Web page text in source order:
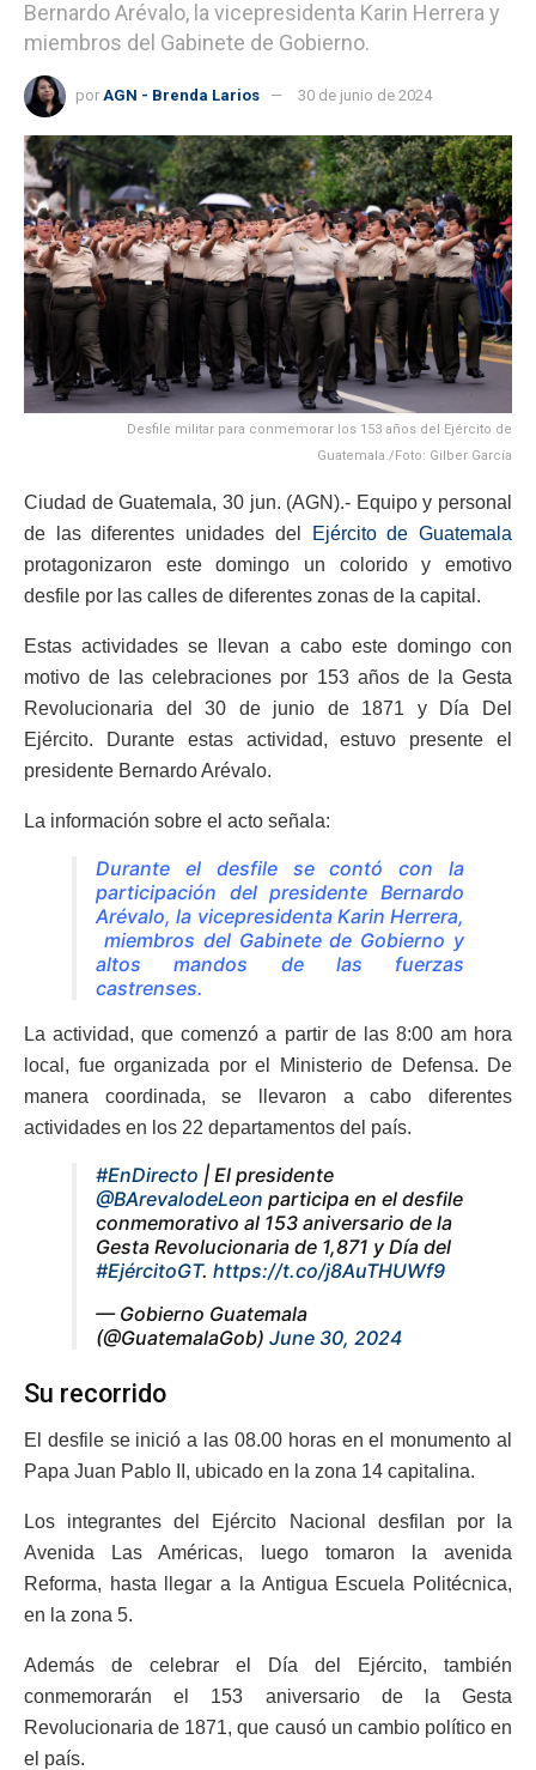
Bernardo Arévalo, la vicepresidenta Karin Herrera y
miembros del Gabinete de Gobierno.
por AGN - Brenda Larios 30 de junio de 2024
Desfile militar para conmemorar los 153 años del Ejército de
Guatemala./Foto: Gilber García
Ciudad de Guatemala, 30 jun. (AGN).- Equipo y personal
de las diferentes unidades del
Ejército de Guatemala
protagonizaron este domingo un colorido y emotivo
desfile por las calles de diferentes zonas de la capital.
Estas actividades se llevan a cabo este domingo con
motivo de las celebraciones por 153 años de la Gesta
Revolucionaria del 30 de junio de 1871 y Día Del
Ejército. Durante estas actividad, estuvo presente el
presidente Bernardo Arévalo.
La información sobre el acto señala:
Durante el desfile se contó con la
participación del presidente Bernardo
Arévalo, la vicepresidenta Karin Herrera,
miembros del Gabinete de Gobierno y
altos mandos de las fuerzas
castrenses.
La actividad, que comenzó a partir de las 8:00 am hora
local, fue organizada por el Ministerio de Defensa. De
manera coordinada, se llevaron a cabo diferentes
actividades en los 22 departamentos del país.
#EnDirecto | El presidente
@BArevalodeLeon participa en el desfile
conmemorativo al 153 aniversario de la
Gesta Revolucionaria de 1,871 y Día del
#EjércitoGT. https://t.co/j8AuTHUWf9
— Gobierno Guatemala
(@GuatemalaGob) June 30, 2024
Su recorrido
El desfile se inició a las 08.00 horas en el monumento al
Papa Juan Pablo II, ubicado en la zona 14 capitalina.
Los integrantes del Ejército Nacional desfilan por la
Avenida Las Américas, luego tomaron la avenida
Reforma, hasta llegar a la Antigua Escuela Politécnica,
en la zona 5.
Además de celebrar el Día del Ejército, también
conmemorarán el 153 aniversario de la Gesta
Revolucionaria de 1871, que causó un cambio político en
el país.